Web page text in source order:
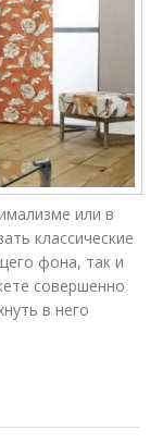
или в
классические
фона, так и
совершенно
в него